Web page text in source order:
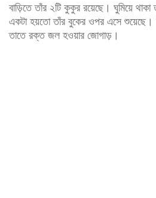
বাড়িতে তাঁর ২টি কুকুর রয়েছে। ঘুমিয়ে থাকা
একটা হয়তো তাঁর বুকের ওপর এসে শুয়েছে।
তাতে রক্ত জল হওয়ার জোগাড়।